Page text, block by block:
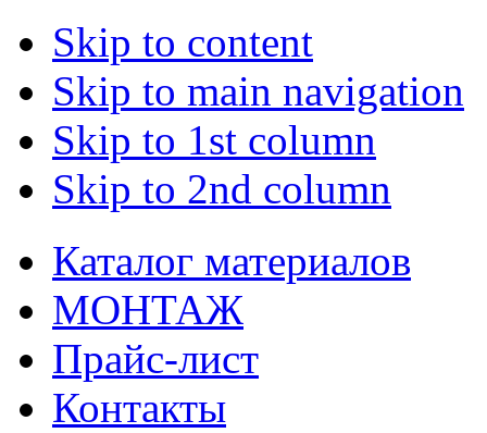
Skip to content
Skip to main navigation
Skip to 1st column
Skip to 2nd column
Каталог материалов
МОНТАЖ
Прайс-лист
Контакты